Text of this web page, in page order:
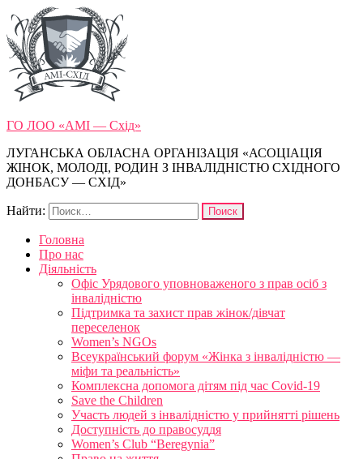
ГО ЛОО «АМІ — Схід»
ЛУГАНСЬКА ОБЛАСНА ОРГАНІЗАЦІЯ «АСОЦІАЦІЯ
ЖІНОК, МОЛОДІ, РОДИН З ІНВАЛІДНІСТЮ СХІДНОГО
ДОНБАСУ — СХІД»
Найти:
Головна
Про нас
Діяльність
Офіс Урядового уповноваженого з прав осіб з
інвалідністю
Підтримка та захист прав жінок/дівчат
переселенок
Women’s NGOs
Всеукраїнський форум «Жінка з інвалідністю —
міфи та реальність»
Комплексна допомога дітям під час Covid-19
Save the Children
Участь людей з інвалідністю у прийнятті рішень
Доступність до правосуддя
Women’s Club “Beregynia”